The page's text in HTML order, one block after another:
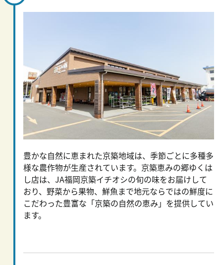
豊かな自然に恵まれた京築地域は、季節ごとに多種多
様な農作物が生産されています。京築恵みの郷ゆくは
し店は、JA福岡京築イチオシの旬の味をお届けして
おり、野菜から果物、鮮魚まで地元ならではの鮮度に
こだわった豊富な「京築の自然の恵み」を提供してい
ます。